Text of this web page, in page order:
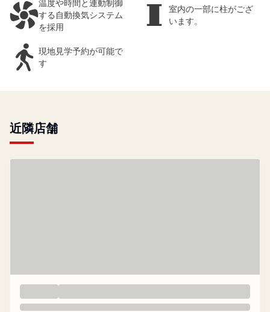
温度や時間と連動制御
する自動換気システム
を採用
室内の一部に柱がござ
います。
現地見学予約が可能で
す
近隣店舗